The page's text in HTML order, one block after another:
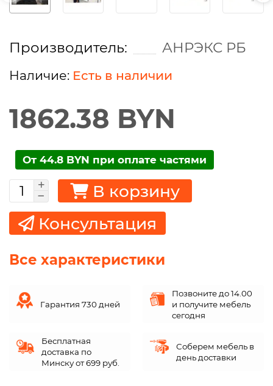
Производитель: АНРЭКС РБ
Есть в наличии
1862.38 BYN
От 44.8 BYN при оплате частями
В корзину
Консультация
Все характеристики
Гарантия 730 дней
Позвоните до 14.00
и получите мебель
сегодня
Бесплатная
доставка по
Минску от 699 руб.
Соберем мебель в
день доставки